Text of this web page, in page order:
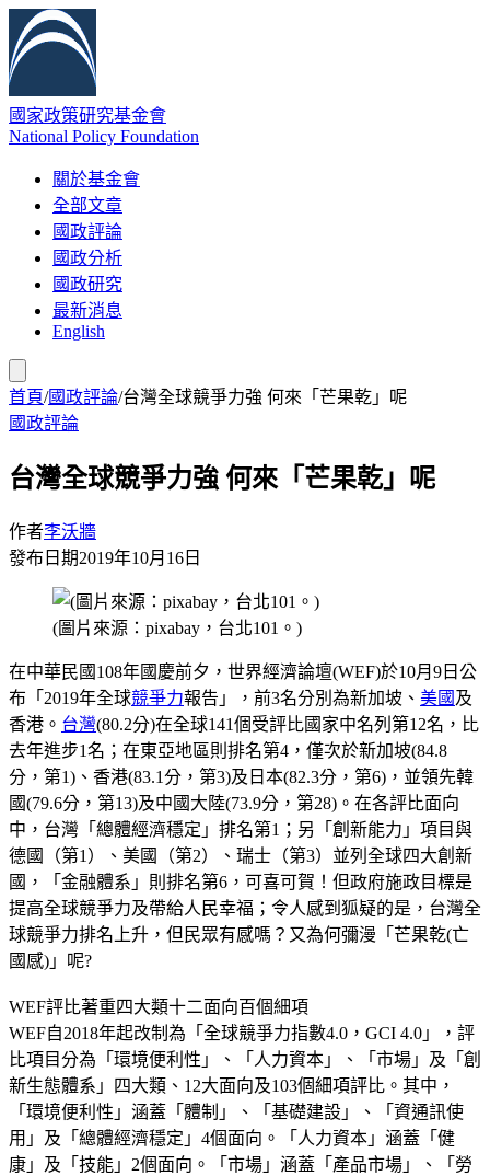
國家政策研究基金會
National Policy Foundation
關於基金會
全部文章
國政評論
國政分析
國政研究
最新消息
English
首頁/國政評論/台灣全球競爭力強 何來「芒果乾」呢
國政評論
台灣全球競爭力強 何來「芒果乾」呢
作者李沃牆
發布日期2019年10月16日
(圖片來源：pixabay，台北101。)
在中華民國108年國慶前夕，世界經濟論壇(WEF)於10月9日公
布「2019年全球競爭力報告」，前3名分別為新加坡、 美國 及
香港。 台灣(80.2分)在全球141個受評比國家中名列第12名，比
去年進步1名；在東亞地區則排名第4，僅次於新加坡(84.8
分，第1)、香港(83.1分，第3)及日本(82.3分，第6)，並領先韓
國(79.6分，第13)及中國大陸(73.9分，第28)。在各評比面向
中，台灣「總體經濟穩定」排名第1；另「創新能力」項目與
德國（第1）、美國（第2）、瑞士（第3）並列全球四大創新
國，「金融體系」則排名第6，可喜可賀！但政府施政目標是
提高全球競爭力及帶給人民幸福；令人感到狐疑的是，台灣全
球競爭力排名上升，但民眾有感嗎？又為何彌漫「芒果乾(亡
國感)」呢?
WEF評比著重四大類十二面向百個細項
WEF自2018年起改制為「全球競爭力指數4.0，GCI 4.0」，評
比項目分為「環境便利性」、「人力資本」、「市場」及「創
新生態體系」四大類、12大面向及103個細項評比。其中，
「環境便利性」涵蓋「體制」、「基礎建設」、「資通訊使
用」及「總體經濟穩定」4個面向。「人力資本」涵蓋「健
康」及「技能」2個面向。「市場」涵蓋「產品市場」、「勞